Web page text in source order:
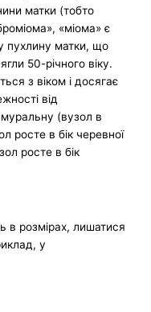
матки (тобто
«міома» є
пухлину матки, що
50-річного віку.
з віком і досягає
від
(вузол в
росте в бік черевної
росте в бік
в розмірах, лишатися
у